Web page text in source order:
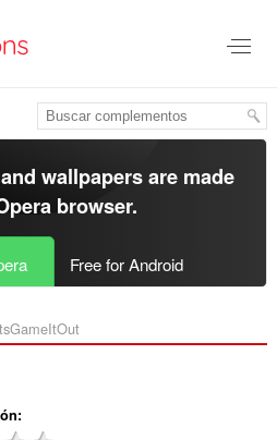
wallpapers are made
browser.
Free for Android